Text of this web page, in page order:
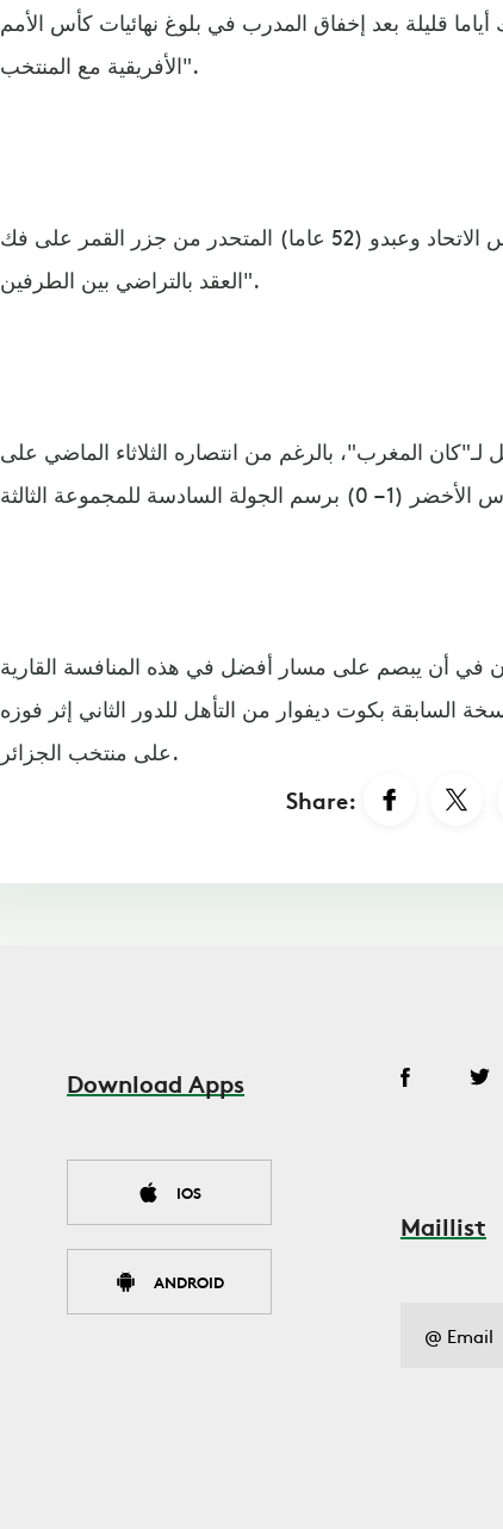
قليلة بعد إخفاق المدرب في بلوغ نهائيات كأس الأمم
الأفريقية مع المنتخب".
وأضاف الاتحاد أنه" تم الاتفاق بين رئيس الاتحاد وعبدو (52 عاما) المتحدر من جزر القمر على فك
العقد بالتراضي بين الطرفين".
المغرب"، بالرغم من انتصاره الثلاثاء الماضي على
في أن يبصم على مسار أفضل في هذه المنافسة القارية
السابقة بكوت ديفوار من التأهل للدور الثاني إثر فوزه
على منتخب الجزائر.
Share:
Download Apps
IOS
ANDROID
Maillist